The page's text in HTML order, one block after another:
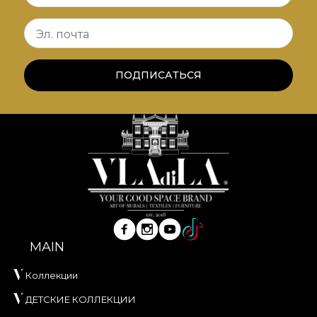
și aspect sofisticat, conceput pentru interioare în
care confortul tactil și eleganța vizuală sunt
esențiale. Realizat din
material are o greutate de300 g/mp
Materialul are tratamentWater Repellent
Fire Retardant, fiind potrivit atât
pentru utilizare rezidențială, cât și pentru proiecte
profesionale de amenajare. Este certificat
TEX Standard 100șiREACH.
142 ± 3 cm, VELVET oferă o bună
rezistență la uzură, având60.000 rubs
bun la scămoșare, frecare umedă și uscată, precum
și prin conformitatea la testul de inflamabilitate tip
țigară.
Эл. почта
ПОДПИСАТЬСЯ
MAIN
Коллекции
ДЕТСКИЕ КОЛЛЕКЦИИ